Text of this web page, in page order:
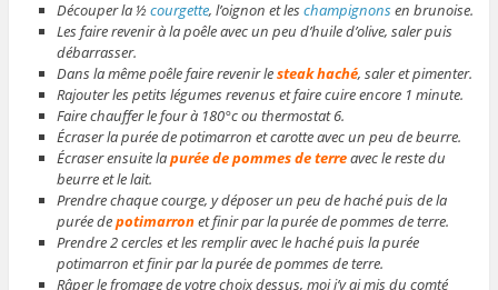
Découper la ½courgette, l’oignon et leschampignonsen brunoise.
Les faire revenir à la poêle avec un peu d’huile d’olive, saler puis
débarrasser.
Dans la même poêle faire revenir lesteak haché, saler et pimenter.
Rajouter les petits légumes revenus et faire cuire encore 1 minute.
Faire chauffer le four à 180°c ou thermostat 6.
Écraser la purée de potimarron et carotte avec un peu de beurre.
Écraser ensuite lapurée de pommes de terreavec le reste du
beurre et le lait.
Prendre chaque courge, y déposer un peu de haché puis de la
purée depotimarronet finir par la purée de pommes de terre.
Prendre 2 cercles et les remplir avec le haché puis la purée
potimarron et finir par la purée de pommes de terre.
Râper le fromage de votre choix dessus, moi j’y ai mis du comté